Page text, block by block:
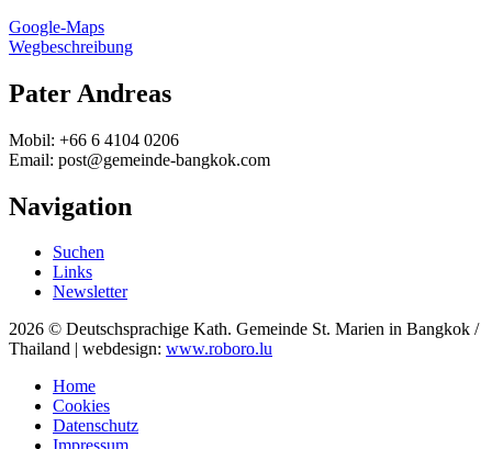
Google-Maps
Wegbeschreibung
Pater Andreas
Mobil: +66 6 4104 0206
Email: post@gemeinde-bangkok.com
Navigation
Suchen
Links
Newsletter
2026 © Deutschsprachige Kath. Gemeinde St. Marien in Bangkok /
Thailand | webdesign: www.roboro.lu
Home
Cookies
Datenschutz